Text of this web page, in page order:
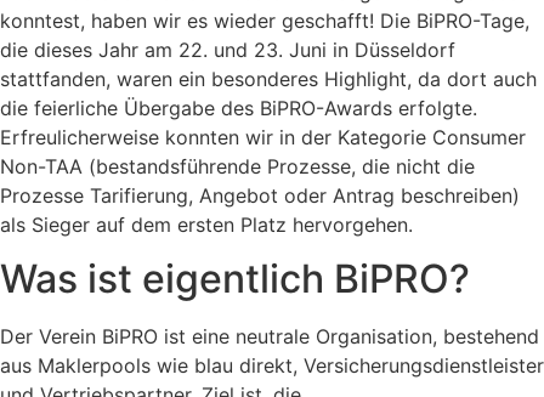
konntest, haben wir es wieder geschafft! Die BiPRO-Tage,
die dieses Jahr am 22. und 23. Juni in Düsseldorf
stattfanden, waren ein besonderes Highlight, da dort auch
die feierliche Übergabe des BiPRO-Awards erfolgte.
Erfreulicherweise konnten wir in der Kategorie Consumer
Non-TAA (bestandsführende Prozesse, die nicht die
Prozesse Tarifierung, Angebot oder Antrag beschreiben)
als Sieger auf dem ersten Platz hervorgehen.
Was ist eigentlich BiPRO?
Der Verein BiPRO ist eine neutrale Organisation, bestehend
aus Maklerpools wie blau direkt, Versicherungsdienstleister